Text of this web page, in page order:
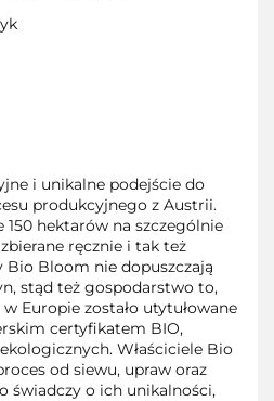
i unikalne podejście do
produkcyjnego z Austrii.
150 hektarów na szczególnie
ręcznie i tak też
Bio Bloom nie dopuszczają
stąd też gospodarstwo to,
Europie zostało utytułowane
certyfikatem BIO,
Właściciele Bio
od siewu, upraw oraz
świadczy o ich unikalności,